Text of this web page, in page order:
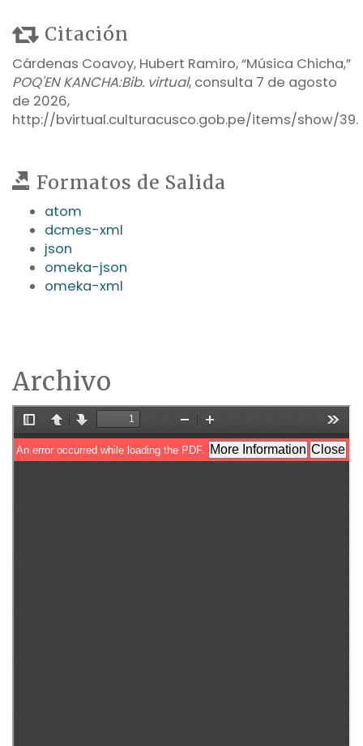
Citación
Cárdenas Coavoy, Hubert Ramiro, “Música Chicha,”
POQ'EN KANCHA:Bib. virtual, consulta 7 de agosto
de 2026,
http://bvirtual.culturacusco.gob.pe/items/show/39.
Formatos de Salida
atom
dcmes-xml
json
omeka-json
omeka-xml
Archivo